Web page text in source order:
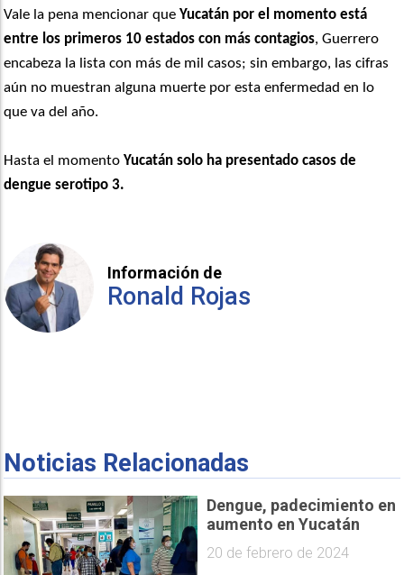
Vale la pena mencionar queYucatán por el momento está
entre los primeros 10 estados con más contagios, Guerrero
encabeza la lista con más de mil casos; sin embargo, las cifras
aún no muestran alguna muerte por esta enfermedad en lo
que va del año.
Hasta el momentoYucatán solo ha presentado casos de
dengue serotipo 3.
Información de
Ronald Rojas
Noticias Relacionadas
Dengue, padecimiento en
aumento en Yucatán
20 de febrero de 2024